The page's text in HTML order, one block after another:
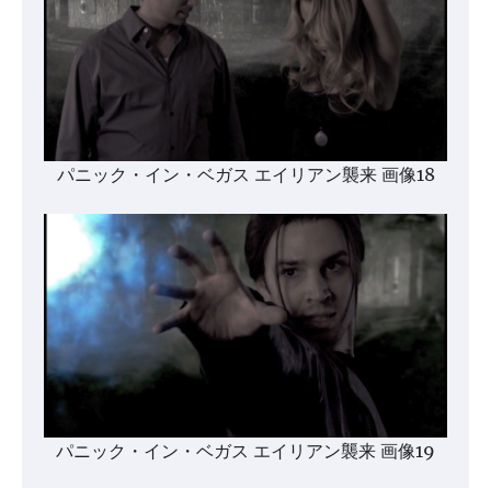
パニック・イン・ベガス エイリアン襲来 画像18
パニック・イン・ベガス エイリアン襲来 画像19